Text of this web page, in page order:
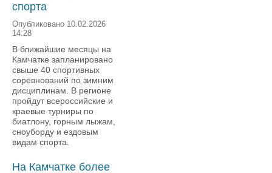
спорта
Опубликовано 10.02.2026
14:28
В ближайшие месяцы на
Камчатке запланировано
свыше 40 спортивных
соревнований по зимним
дисциплинам. В регионе
пройдут всероссийские и
краевые турниры по
биатлону, горным лыжам,
сноуборду и ездовым
видам спорта.
На Камчатке более